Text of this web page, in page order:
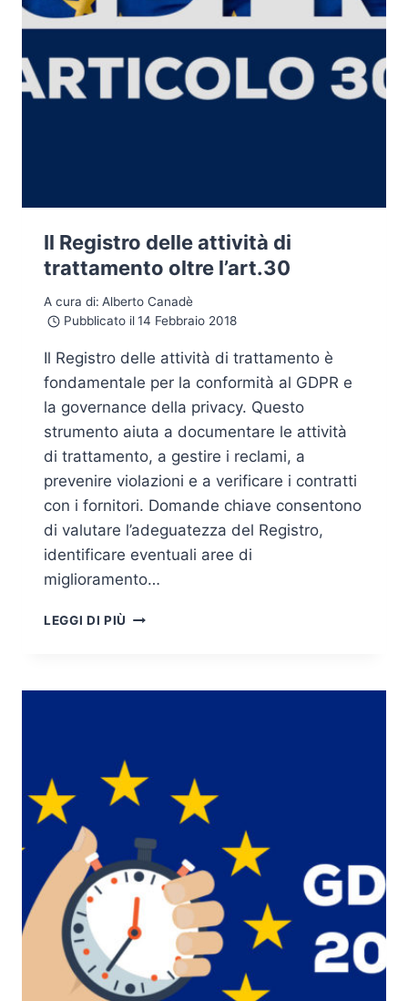
Il Registro delle attività di
trattamento oltre l’art.30
A cura di: Alberto Canadè
Pubblicato il 14 Febbraio 2018
Il Registro delle attività di trattamento è
fondamentale per la conformità al GDPR e
la governance della privacy. Questo
strumento aiuta a documentare le attività
di trattamento, a gestire i reclami, a
prevenire violazioni e a verificare i contratti
con i fornitori. Domande chiave consentono
di valutare l’adeguatezza del Registro,
identificare eventuali aree di
miglioramento…
LEGGI DI PIÙ IL
DI